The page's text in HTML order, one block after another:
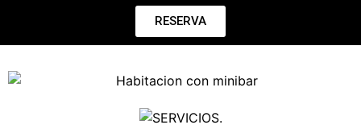
RESERVA